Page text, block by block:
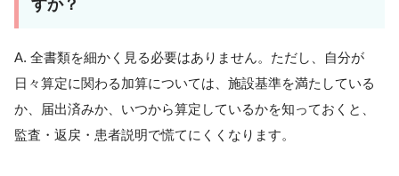
すか？
A. 全書類を細かく見る必要はありません。ただし、自分が
日々算定に関わる加算については、施設基準を満たしている
か、届出済みか、いつから算定しているかを知っておくと、
監査・返戻・患者説明で慌てにくくなります。